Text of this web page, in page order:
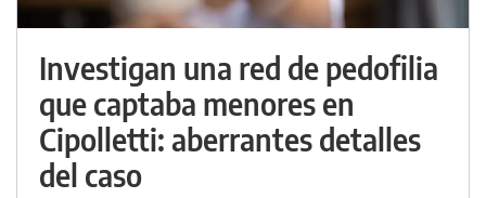
Investigan una red de pedofilia
que captaba menores en
Cipolletti: aberrantes detalles
del caso